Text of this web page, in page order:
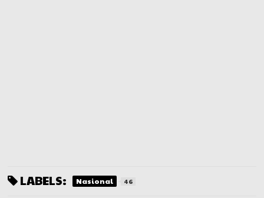
LABELS: Nasional 46